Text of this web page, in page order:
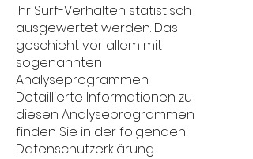
Ihr Surf-Verhalten statistisch
ausgewertet werden. Das
geschieht vor allem mit
sogenannten
Analyseprogrammen.
Detaillierte Informationen zu
diesen Analyseprogrammen
finden Sie in der folgenden
Datenschutzerklärung.